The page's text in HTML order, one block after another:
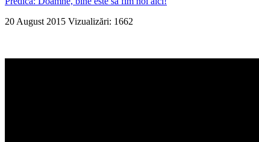
20 August 2015 Vizualizări: 1662